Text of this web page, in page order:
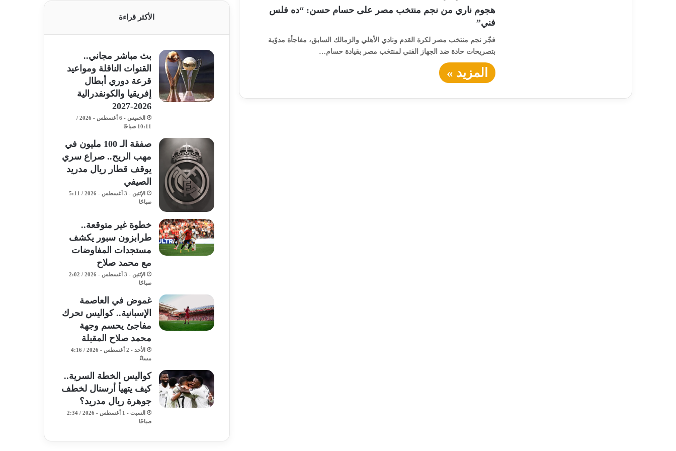
هجوم ناري من نجم منتخب مصر على حسام حسن: “ده فلس
فني”
فجّر نجم منتخب مصر لكرة القدم ونادي الأهلي والزمالك السابق، مفاجأة مدوّية
بتصريحات حادة ضد الجهاز الفني لمنتخب مصر بقيادة حسام…
المزيد »
الأكثر قراءة
بث مباشر مجاني..
القنوات الناقلة ومواعيد
قرعة دوري أبطال
إفريقيا والكونفدرالية
2026-2027
الخميس - 6 أغسطس - 2026 /
10:11 صباحًا
صفقة الـ 100 مليون في
مهب الريح.. صراع سري
يوقف قطار ريال مدريد
الصيفي
الإثنين - 3 أغسطس - 2026 / 5:11
صباحًا
خطوة غير متوقعة..
طرابزون سبور يكشف
مستجدات المفاوضات
مع محمد صلاح
الإثنين - 3 أغسطس - 2026 / 2:02
صباحًا
غموض في العاصمة
الإسبانية.. كواليس تحرك
مفاجئ يحسم وجهة
محمد صلاح المقبلة
الأحد - 2 أغسطس - 2026 / 4:16
مساءً
كواليس الخطة السرية..
كيف يتهيأ أرسنال لخطف
جوهرة ريال مدريد؟
السبت - 1 أغسطس - 2026 / 2:34
صباحًا